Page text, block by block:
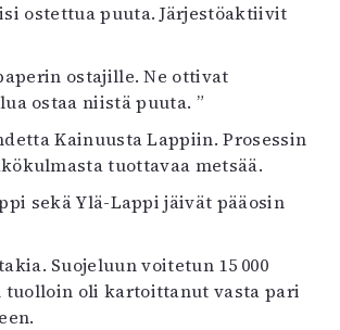
ostettua puuta. Järjestöaktiivit
ostajille. Ne ottivat
ostaa niistä puuta. ”
Kainuusta Lappiin. Prosessin
tuottavaa metsää.
sekä Ylä-Lappi jäivät pääosin
Suojeluun voitetun 15 000
tuolloin oli kartoittanut vasta pari